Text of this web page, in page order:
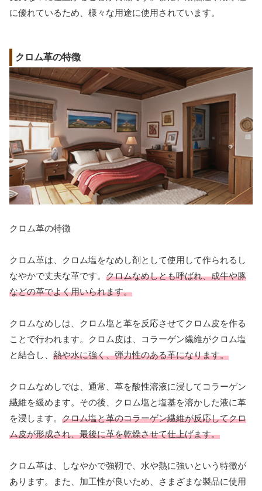
に優れているため、様々な用途に使用されています。
クロム革の特徴
クロム革の特徴
クロム革は、クロム塩をなめし剤として使用して作られるし
なやかで丈夫な革です。 クロムなめしとも呼ばれ、成牛や豚
などの革でよく用いられます。
クロムなめしは、クロム塩と革を反応させてクロム皮を作る
ことで行われます。クロム皮は、コラーゲン繊維がクロム塩
と結合し、 熱や水に強く、弾力性のある革になります。
クロムなめしでは、通常、革を酸性溶液に浸してコラーゲン
繊維を緩めます。その後、クロム塩と塩基を溶かした液に革
を浸します。 クロム塩と革のコラーゲン繊維が反応してクロ
ム皮が形成され、最後に革を乾燥させて仕上げます。
クロム革は、しなやかで強靭で、水や熱に強いという特徴が
あります。また、加工性が良いため、さまざまな製品に使用